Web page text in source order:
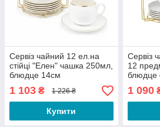
Сервіз чайний 12 ел.на
стійці "Елен" чашка 250мл,
блюдце 14см
1 103 ₴ 1 226 ₴
Купити
Сервіз
12
блюдце
S&T
1 090